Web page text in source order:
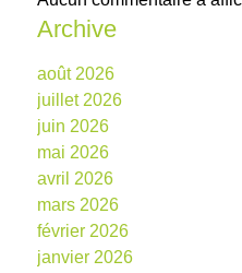
Archive
août 2026
juillet 2026
juin 2026
mai 2026
avril 2026
mars 2026
février 2026
janvier 2026